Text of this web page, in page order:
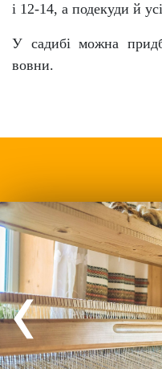
і 12-14, а подекуди й
У садибі можна
вовни.
‹